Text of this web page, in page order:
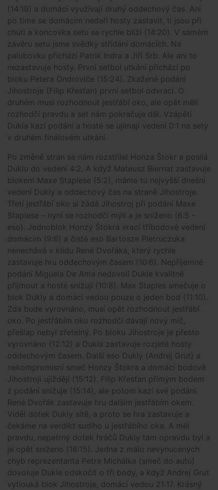
(14:19) a domácí využívají druhý oddechový čas. Ani
po time se domácím nedaří hosty zastavit, ti jsou při
chuti a koncovka setu se rychle blíží (14:20). V samém
závěru setu jsme svědky střídání domácích. Na
palubovku přichází Patrik Indra a Jiří Srb. Ale ani to
nezastavuje hosty. První setbol utkání přichází po
bloku Petera Ondroviče (15:24). Zkažené podání
Jihostroje (Filip Křesťan) první setbol odvrací. O
druhém musí rozhodnout jestřábí oko, ale opět měli
rozhodčí pravdu a set nám pokračuje dál. Vzápětí
Dukla kazí podání a hosté se ujímají vedení 0:1 na sety
v druhém finálovém utkání.
Po změně stran se nám rozstřílel Honza Štokr a posílá
Duklu do vedení 4:2. A když Mateusz Biernat zastavuje
blokem Maxe Staplese (5:2), máme tu nejvyšší dnešní
vedení Dukly a oddechový čas na straně Jihostroje.
Třetí jestřábí oko si žádá Jihostroj při podání Maxe
Staplese – nyní se rozhodčí mýlí a je sníženo (6:5 -
eso). Jednoblok Honzy Štokra vrací tříbodové vedení
domácím (9:6) a čisté eso Bartosze Pietruczuka
nenechává v klidu René Dvořáka, který rychle
zastavuje hru oddechovým časem (10:6). Nepříjemné
podání Miguela De Ama nedovolí Dukle kvalitně
přijmout a hosté snižují (10:8). Max Staples smečuje o
blok Dukly a domácí vedou pouze o jeden bod (11:10).
Zda bude vyrovnáno, musí opět rozhodnout jestřábí
oko. Po jestřábím oku rozhodčí dávají nový míč,
přešlap nebyl zřetelný. Po bloku Jihostroje je přesto
vyrovnáno (12:12) a Dukla zastavuje rozjeté hosty
oddechovým časem. Další eso Dukly (Andrej Grut) a
nekompromisní smeč Honzy Štokra a domácí bodově
Jihostroji ujíždějí (15:12). Filip Křesťan přímým bodem
z podání snižuje (15:14), ale potom kazí své podání.
René Dvořák zastavuje hru dalším jestřábím okem.
Viděl dotek Dukly sítě, a proto se hra zastavuje a
čekáme na verdikt sudího u jestřábího oka. A měl
pravdu, nepatrný dotek hráčů Dukly tam opravdu byl a
je opět sníženo (16:15). Jedna z málo nevynucených
chyb reprezentanta Petra Michálka (smeč do autu)
dovoluje Dukle odskočit o tři body, a když Andrej Grut
vytlouká blok Jihostroje, domácí vedou 21:17. Krásný